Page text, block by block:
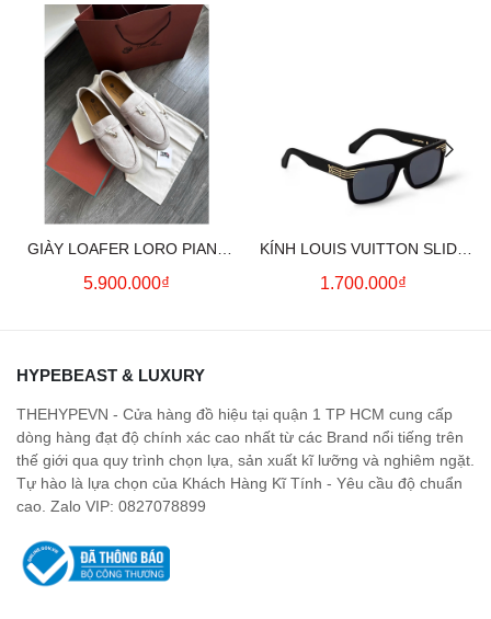
GIÀY LOAFER LORO PIANA
SUMMER CHARMS (CREAM)
5.900.000₫
KÍNH LOUIS VUITTON SLIDE
SQUARE SUNGLASSES
1.700.000₫
HYPEBEAST & LUXURY
THEHYPEVN - Cửa hàng đồ hiệu tại quận 1 TP HCM cung cấp
dòng hàng đạt độ chính xác cao nhất từ các Brand nổi tiếng trên
thế giới qua quy trình chọn lựa, sản xuất kĩ lưỡng và nghiêm ngặt.
Tự hào là lựa chọn của Khách Hàng Kĩ Tính - Yêu cầu độ chuẩn
cao. Zalo VIP: 0827078899